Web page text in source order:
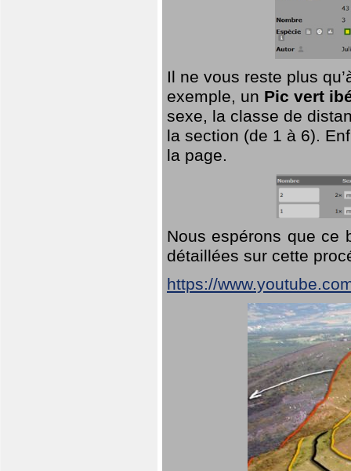
Il ne vous reste plus
exemple, un Pic vert
sexe, la classe de
la section (de 1 à 6).
la page.
Nous espérons que ce
détaillées sur cette
https://